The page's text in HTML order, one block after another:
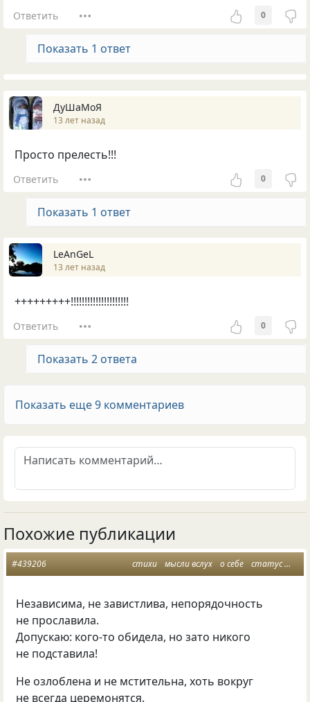
Ответить 0
Показать 1 ответ
ДуШаМоЯ
13 лет назад
Просто прелесть!!!
Ответить 0
Показать 1 ответ
LeAnGeL
13 лет назад
+++++++++!!!!!!!!!!!!!!!!!!!!!
Ответить 0
Показать 2 ответа
Показать еще 9 комментариев
Похожие публикации
стихи мысли вслух о себе статус
#439206
Независима, не завистлива, непорядочность
не прославила.
Допускаю: кого-то обидела, но зато никого
не подставила!
Не озлоблена и не мстительна, хоть вокруг
не всегда церемонятся.